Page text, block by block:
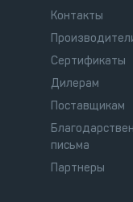
Контакты
Сертификаты
Дилерам
Поставщикам
письма
Партнеры